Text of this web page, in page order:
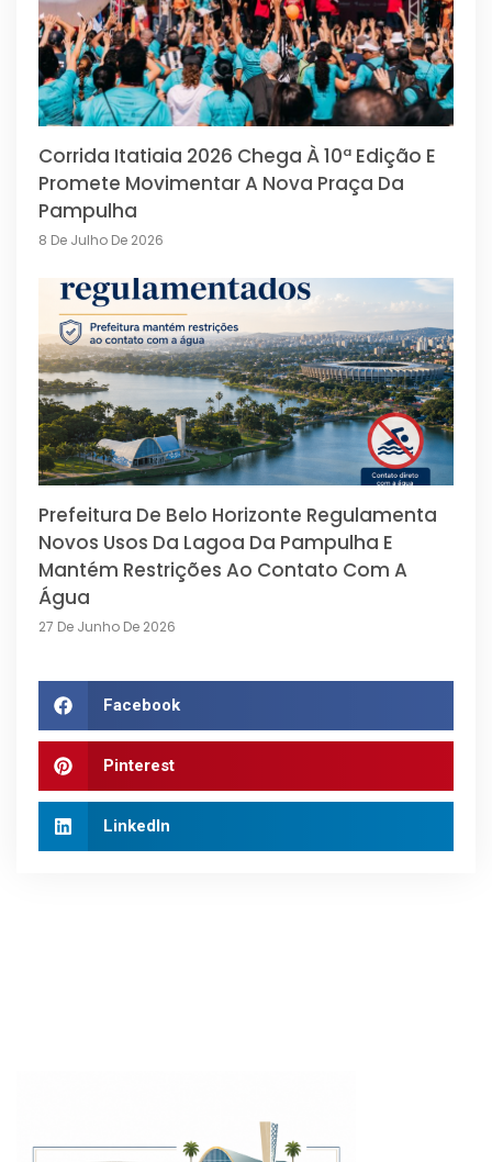
Corrida Itatiaia 2026 Chega À 10ª Edição E
Promete Movimentar A Nova Praça Da
Pampulha
8 De Julho De 2026
Prefeitura De Belo Horizonte Regulamenta
Novos Usos Da Lagoa Da Pampulha E
Mantém Restrições Ao Contato Com A
Água
27 De Junho De 2026
Facebook
Pinterest
LinkedIn